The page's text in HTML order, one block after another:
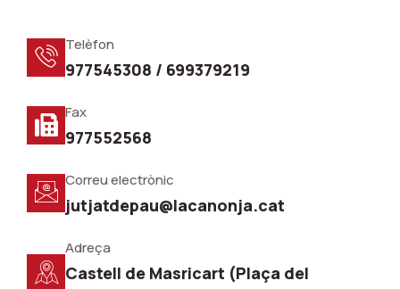
Telèfon
977545308 / 699379219
Fax
977552568
Correu electrònic
jutjatdepau@lacanonja.cat
Adreça
Castell de Masricart (Plaça del